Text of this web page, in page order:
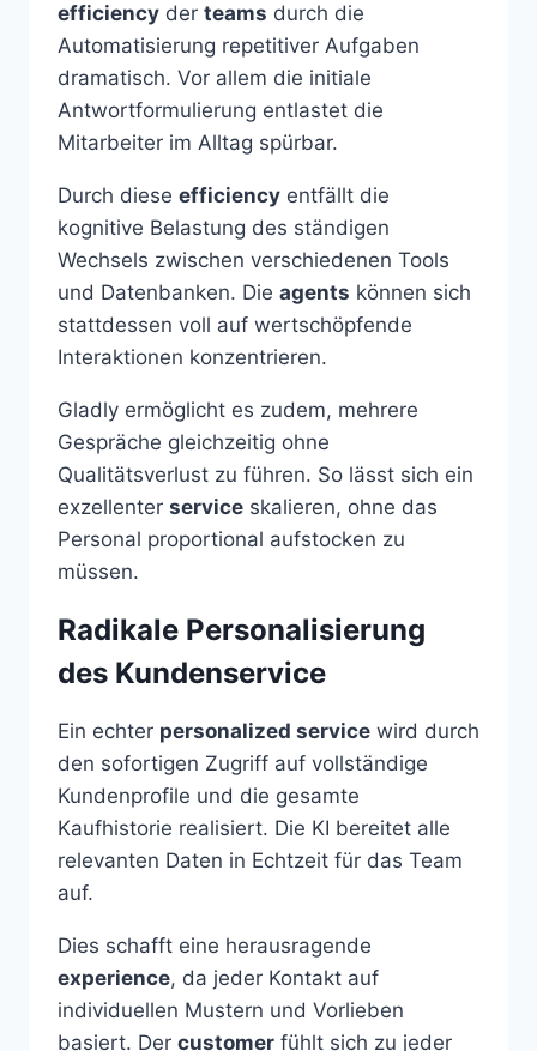
efficiency der teams durch die
Automatisierung repetitiver Aufgaben
dramatisch. Vor allem die initiale
Antwortformulierung entlastet die
Mitarbeiter im Alltag spürbar.
Durch diese efficiency entfällt die
kognitive Belastung des ständigen
Wechsels zwischen verschiedenen Tools
und Datenbanken. Die agents können sich
stattdessen voll auf wertschöpfende
Interaktionen konzentrieren.
Gladly ermöglicht es zudem, mehrere
Gespräche gleichzeitig ohne
Qualitätsverlust zu führen. So lässt sich ein
exzellenter service skalieren, ohne das
Personal proportional aufstocken zu
müssen.
Radikale Personalisierung
des Kundenservice
Ein echter personalized service wird durch
den sofortigen Zugriff auf vollständige
Kundenprofile und die gesamte
Kaufhistorie realisiert. Die KI bereitet alle
relevanten Daten in Echtzeit für das Team
auf.
Dies schafft eine herausragende
experience, da jeder Kontakt auf
individuellen Mustern und Vorlieben
basiert. Der customer fühlt sich zu jeder